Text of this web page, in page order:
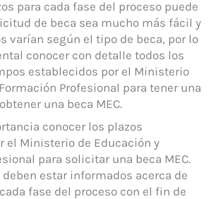
para cada fase del proceso puede
de beca sea mucho más fácil y
varían según el tipo de beca, por lo
conocer con detalle todos los
establecidos por el Ministerio
Profesional para tener una
una beca MEC.
conocer los plazos
el Ministerio de Educación y
para solicitar una beca MEC.
estar informados acerca de
fase del proceso con el fin de